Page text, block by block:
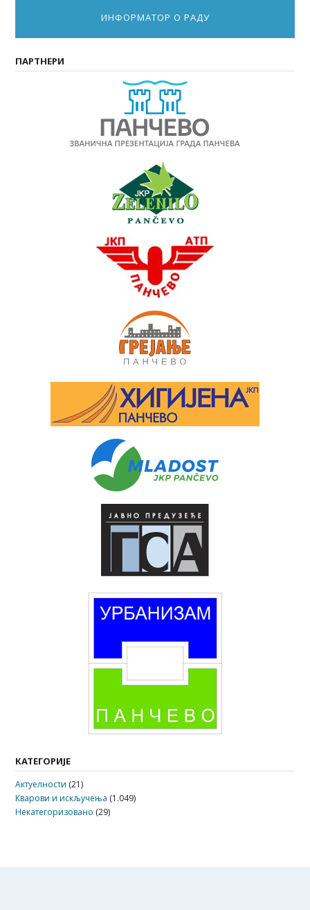
ИНФОРМАТОР О РАДУ
ПАРТНЕРИ
КАТЕГОРИЈЕ
Актуелности (21)
Кварови и искључења (1.049)
Некатегоризовано (29)